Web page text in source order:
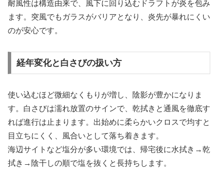
耐風性は構造由来で、風下に回り込むドラフトが炎を包み
ます。突風でもガラスがバリアとなり、炎先が暴れにくい
のが安心です。
経年変化と白さびの扱い方
使い込むほど微細なくもりが増し、陰影が豊かになりま
す。白さびは濡れ放置のサインで、乾拭きと通風を徹底す
れば進行は止まります。出始めに柔らかいクロスで均すと
目立ちにくく、風合いとして落ち着きます。
海辺サイトなど塩分が多い環境では、帰宅後に水拭き→乾
拭き→陰干しの順で塩を抜くと長持ちします。